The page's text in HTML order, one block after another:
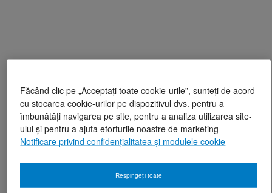
Făcând clic pe „Acceptați toate cookie-urile”, sunteți de acord
cu stocarea cookie-urilor pe dispozitivul dvs. pentru a
îmbunătăți navigarea pe site, pentru a analiza utilizarea site-
ului și pentru a ajuta eforturile noastre de marketing
Notificare privind confidențialitatea și modulele cookie
Respingeți toate